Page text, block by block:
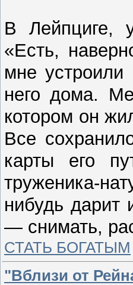
В Лейпциге,
«Есть,
мне
него дома.
котором он
Все
карты его
труженика-
нибудь
— снимать,
СТАТЬ БОГАТЫМ
"Вблизи от